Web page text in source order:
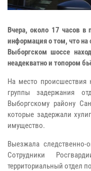
Вчера, около 17 часов в
информация о том, что на
Выборгском шоссе
неадекватно и топором
На место происшествия
группы задержания
Выборгскому району
которые задержали
имущество.
Выезжала следственно-
Сотрудники
территориальный отдел